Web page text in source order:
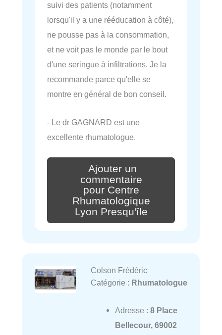
suivi des patients (notamment
lorsqu'il y a une rééducation à côté),
ne pousse pas à la consommation,
et ne voit pas le monde par le bout
d'une seringue à infiltrations. Je la
recommande parce qu'elle se
montre en général de bon conseil.
- Le dr GAGNARD est une
excellente rhumatologue.
Ajouter un
commentaire
pour Centre
Rhumatologique
Lyon Presqu'île
Colson Frédéric
Catégorie : Rhumatologue
Adresse : 8 Place
Bellecour, 69002